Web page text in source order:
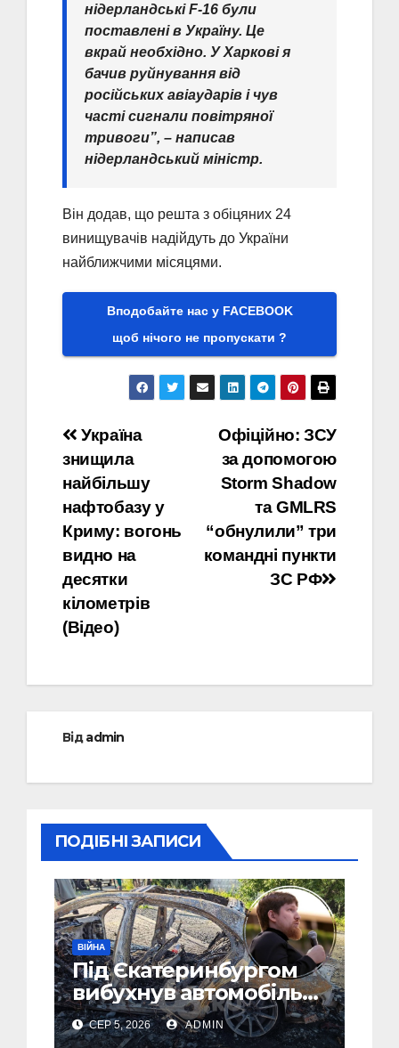
нідерландські F-16 були
поставлені в Україну. Це
вкрай необхідно. У Харкові я
бачив руйнування від
російських авіаударів і чув
часті сигнали повітряної
тривоги”, – написав
нідерландський міністр.
Він додав, що решта з обіцяних 24
винищувачів надійдуть до України
найближчими місяцями.
Вподобайте нас у FACEBOOK
щоб нічого не пропускати ?
Навігація
записів
Офіційно: ЗСУ
за допомогою
Storm Shadow
та GMLRS
“обнулили” три
командні пункти
ЗС РФ
Україна
знищила
найбільшу
нафтобазу у
Криму: вогонь
видно на
десятки
кілометрів
(Відео)
Відadmin
ПОДІБНІ ЗАПИСИ
ВІЙНА
Під Єкатеринбургом
вибухнув автомобіль
голови компанії-
виробника дронів
СЕР 5, 2026 ADMIN